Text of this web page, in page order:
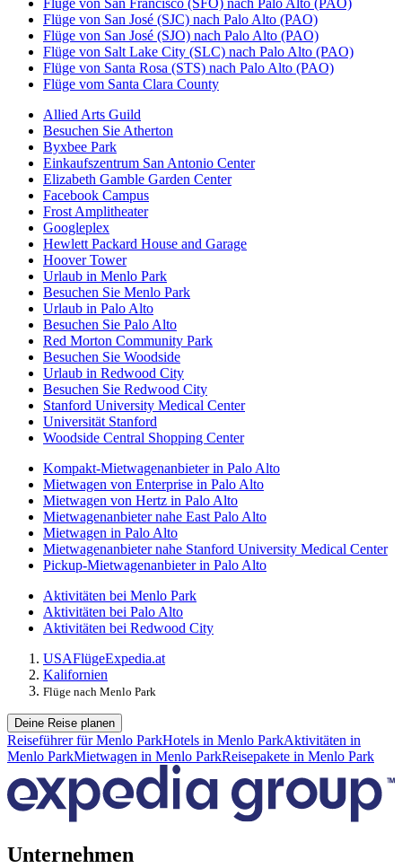
Flüge von San Francisco (SFO) nach Palo Alto (PAO)
Flüge von San José (SJC) nach Palo Alto (PAO)
Flüge von San José (SJO) nach Palo Alto (PAO)
Flüge von Salt Lake City (SLC) nach Palo Alto (PAO)
Flüge von Santa Rosa (STS) nach Palo Alto (PAO)
Flüge vom Santa Clara County
Allied Arts Guild
Besuchen Sie Atherton
Byxbee Park
Einkaufszentrum San Antonio Center
Elizabeth Gamble Garden Center
Facebook Campus
Frost Amplitheater
Googleplex
Hewlett Packard House and Garage
Hoover Tower
Urlaub in Menlo Park
Besuchen Sie Menlo Park
Urlaub in Palo Alto
Besuchen Sie Palo Alto
Red Morton Community Park
Besuchen Sie Woodside
Urlaub in Redwood City
Besuchen Sie Redwood City
Stanford University Medical Center
Universität Stanford
Woodside Central Shopping Center
Kompakt-Mietwagenanbieter in Palo Alto
Mietwagen von Enterprise in Palo Alto
Mietwagen von Hertz in Palo Alto
Mietwagenanbieter nahe East Palo Alto
Mietwagen in Palo Alto
Mietwagenanbieter nahe Stanford University Medical Center
Pickup-Mietwagenanbieter in Palo Alto
Aktivitäten bei Menlo Park
Aktivitäten bei Palo Alto
Aktivitäten bei Redwood City
USAFlügeExpedia.at
Kalifornien
Flüge nach Menlo Park
Deine Reise planen
Reiseführer für Menlo ParkHotels in Menlo ParkAktivitäten in
Menlo ParkMietwagen in Menlo ParkReisepakete in Menlo Park
Unternehmen